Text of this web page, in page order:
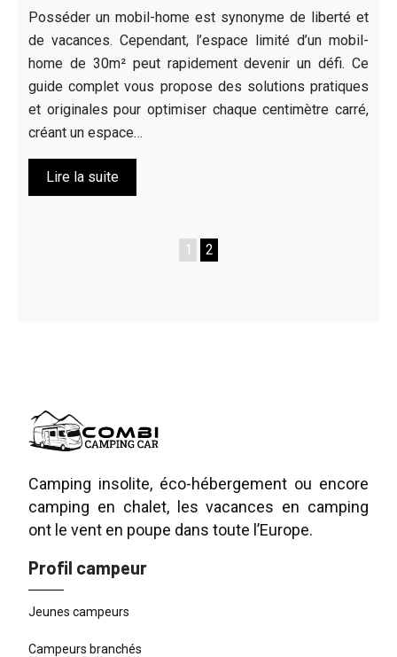
Posséder un mobil-home est synonyme de liberté et
de vacances. Cependant, l’espace limité d’un mobil-
home de 30m² peut rapidement devenir un défi. Ce
guide complet vous propose des solutions pratiques
et originales pour optimiser chaque centimètre carré,
créant un espace…
Lire la suite
1 2
Camping insolite, éco-hébergement ou encore
camping en chalet, les vacances en camping
ont le vent en poupe dans toute l’Europe.
Profil campeur
Jeunes campeurs
Campeurs branchés